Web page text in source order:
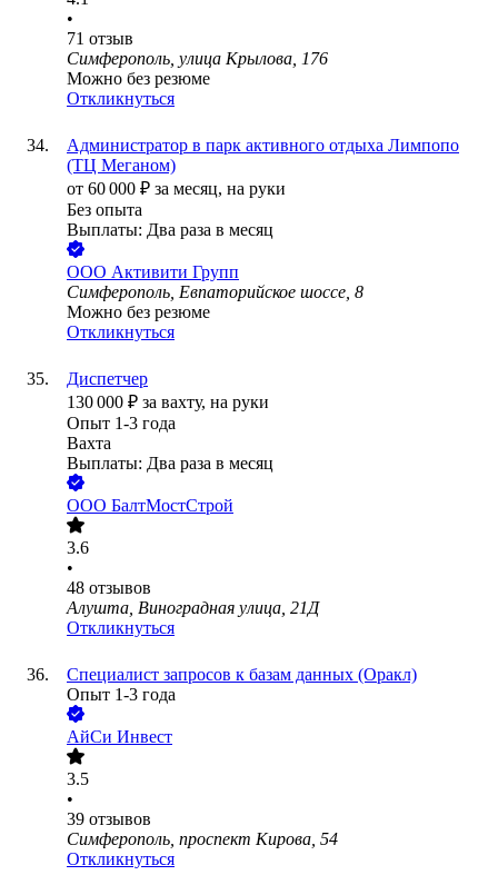
•
71 отзыв
Симферополь, улица Крылова, 176
Можно без резюме
Откликнуться
Администратор в парк активного отдыха Лимпопо
(ТЦ Меганом)
от 60 000 ₽ за месяц, на руки
Без опыта
Выплаты: Два раза в месяц
ООО Активити Групп
Симферополь, Евпаторийское шоссе, 8
Можно без резюме
Откликнуться
Диспетчер
130 000 ₽ за вахту, на руки
Опыт 1-3 года
Вахта
Выплаты: Два раза в месяц
ООО БалтМостСтрой
3.6
•
48 отзывов
Алушта, Виноградная улица, 21Д
Откликнуться
Специалист запросов к базам данных (Оракл)
Опыт 1-3 года
АйСи Инвест
3.5
•
39 отзывов
Симферополь, проспект Кирова, 54
Откликнуться